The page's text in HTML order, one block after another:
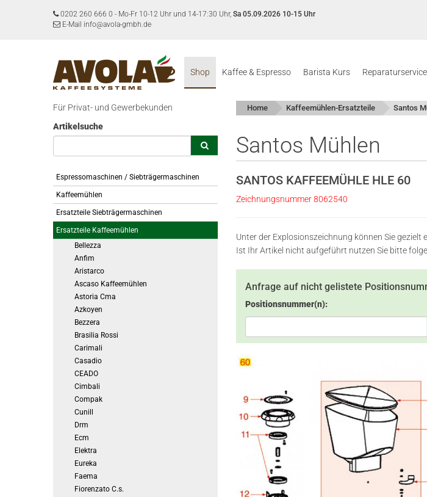
0202 260 666 0 - Mo-Fr 10-12 Uhr und 14-17:30 Uhr, Sa 05.09.2026 10-15 Uhr
E-Mail info@avola-gmbh.de
Shop Kaffee & Espresso Barista Kurs Reparaturservice
Für Privat- und Gewerbekunden
Artikelsuche
Espressomaschinen / Siebträgermaschinen
Kaffeemühlen
Ersatzteile Siebträgermaschinen
Ersatzteile Kaffeemühlen
Bellezza
Anfim
Aristarco
Ascaso Kaffeemühlen
Astoria Cma
Azkoyen
Bezzera
Brasilia Rossi
Carimali
Casadio
CEADO
Cimbali
Compak
Cunill
Drm
Ecm
Elektra
Eureka
Faema
Fiorenzato C.s.
Home Kaffeemühlen-Ersatzteile Santos
Santos Mühlen
SANTOS KAFFEEMÜHLE HLE 60
Zeichnungsnummer 8062540
Unter der Explosionszeichnung können Sie gezielt
Ist Ihr Artikel nicht aufgeführt nutzen Sie bitte
Anfrage auf nicht gelistete
Positionsnummer(n):